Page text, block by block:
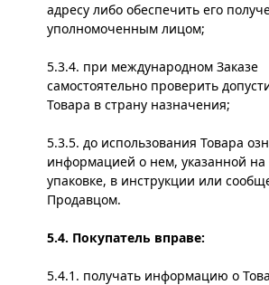
адресу либо обеспечить его
уполномоченным лицом;
5.3.4. при международном Заказе
самостоятельно проверить
Товара в страну назначения;
5.3.5. до использования Товара
информацией о нем, указанной на
упаковке, в инструкции или
Продавцом.
5.4. Покупатель вправе:
5.4.1. получать информацию о